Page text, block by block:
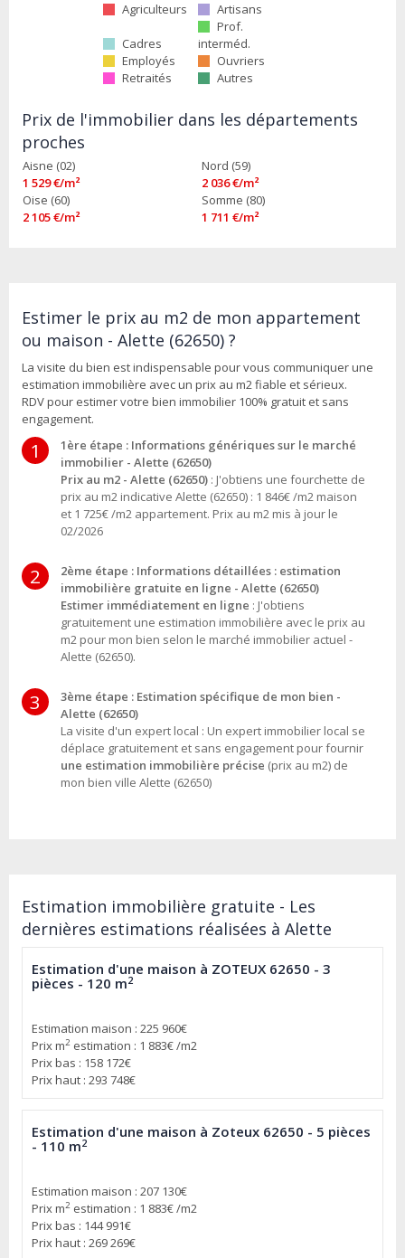
Agriculteurs Artisans
Cadres
Prof.
interméd.
Employés
Ouvriers
Retraités
Autres
Prix de l'immobilier dans les départements
proches
Aisne (02)
1 529 €/m²
Nord (59)
2 036 €/m²
Oise (60)
2 105 €/m²
Somme (80)
1 711 €/m²
Estimer le prix au m2 de mon appartement
ou maison - Alette (62650) ?
La visite du bien est indispensable pour vous communiquer une
estimation immobilière avec un prix au m2 fiable et sérieux.
RDV pour estimer votre bien immobilier 100% gratuit et sans
engagement.
1
1ère étape : Informations génériques sur le marché
immobilier - Alette (62650)
Prix au m2 - Alette (62650) : J'obtiens une fourchette de
prix au m2 indicative Alette (62650) : 1 846€ /m2 maison
et 1 725€ /m2 appartement. Prix au m2 mis à jour le
02/2026
2
2ème étape : Informations détaillées : estimation
immobilière gratuite en ligne - Alette (62650)
Estimer immédiatement en ligne : J'obtiens
gratuitement une estimation immobilière avec le prix au
m2 pour mon bien selon le marché immobilier actuel -
Alette (62650).
3
3ème étape : Estimation spécifique de mon bien -
Alette (62650)
La visite d'un expert local : Un expert immobilier local se
déplace gratuitement et sans engagement pour fournir
une estimation immobilière précise (prix au m2) de
mon bien ville Alette (62650)
Estimation immobilière gratuite - Les
dernières estimations réalisées à Alette
Estimation d'une maison à ZOTEUX 62650 - 3
pièces - 120 m2
Estimation maison : 225 960€
Prix m2 estimation : 1 883€ /m2
Prix bas : 158 172€
Prix haut : 293 748€
Estimation d'une maison à Zoteux 62650 - 5 pièces
- 110 m2
Estimation maison : 207 130€
Prix m2 estimation : 1 883€ /m2
Prix bas : 144 991€
Prix haut : 269 269€